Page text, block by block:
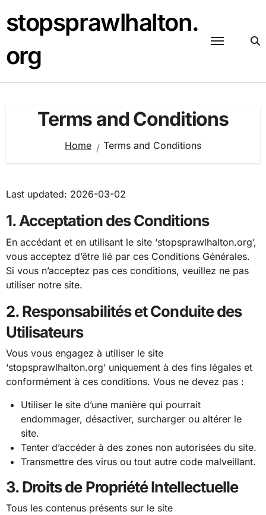
to
content
stopsprawlhalton.
org
Terms and Conditions
Home Terms and Conditions
Last updated: 2026-03-02
1. Acceptation des Conditions
En accédant et en utilisant le site ‘stopsprawlhalton.org’,
vous acceptez d’être lié par ces Conditions Générales.
Si vous n’acceptez pas ces conditions, veuillez ne pas
utiliser notre site.
2. Responsabilités et Conduite des
Utilisateurs
Vous vous engagez à utiliser le site
‘stopsprawlhalton.org’ uniquement à des fins légales et
conformément à ces conditions. Vous ne devez pas :
Utiliser le site d’une manière qui pourrait
endommager, désactiver, surcharger ou altérer le
site.
Tenter d’accéder à des zones non autorisées du site.
Transmettre des virus ou tout autre code malveillant.
3. Droits de Propriété Intellectuelle
Tous les contenus présents sur le site